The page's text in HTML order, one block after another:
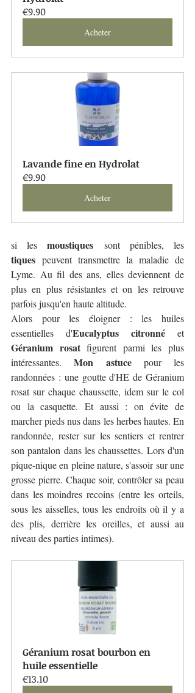
€9.90
Acheter
Lavande fine en Hydrolat
€9.90
Acheter
si les moustiques
tiques peuvent transmettre la maladie de
Lyme. Au fil des ans, elles deviennent de
plus en plus résistantes et on les retrouve
parfois jusqu'en haute altitude.
Alors pour les éloigner : les huiles
essentielles d'Eucalyptus citronné et
Géranium rosat figurent parmi les plus
intéressantes. Mon astuce pour les
randonnées : une goutte d'HE de Géranium
rosat sur chaque chaussette, idem sur le col
ou la casquette. Et aussi : on évite de
marcher pieds nus dans les herbes hautes. En
randonnée, rester sur les sentiers et rentrer
son pantalon dans les chaussettes. Lors d'un
pique-nique en pleine nature, s'assoir sur une
grosse pierre. Chaque soir, contrôler sa peau
dans les moindres recoins (entre les orteils,
sous les aisselles, tous les endroits où il y a
des plis, derrière les oreilles, et aussi au
niveau des parties intimes).
Géranium rosat bourbon en
huile essentielle
€13.10